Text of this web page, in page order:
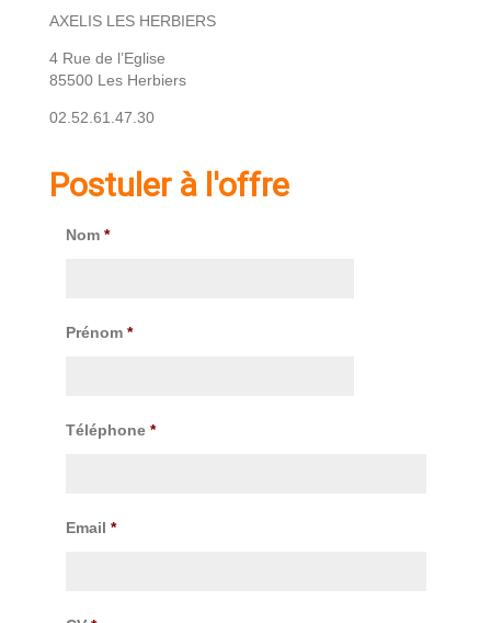
AXELIS LES HERBIERS
4 Rue de l’Eglise
85500 Les Herbiers
02.52.61.47.30
Postuler à l'offre
Nom *
Prénom *
Téléphone *
Email *